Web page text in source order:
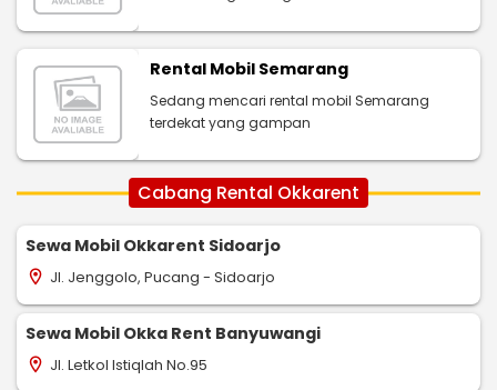
Rental Mobil Semarang
Sedang mencari rental mobil Semarang
terdekat yang gampan
Cabang Rental Okkarent
Sewa Mobil Okkarent Sidoarjo
location_on Jl. Jenggolo, Pucang - Sidoarjo
Sewa Mobil Okka Rent Banyuwangi
location_on Jl. Letkol Istiqlah No.95